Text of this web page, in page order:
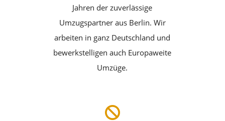
Jahren der zuverlässige
Umzugspartner aus Berlin. Wir
arbeiten in ganz Deutschland und
bewerkstelligen auch Europaweite
Umzüge.
